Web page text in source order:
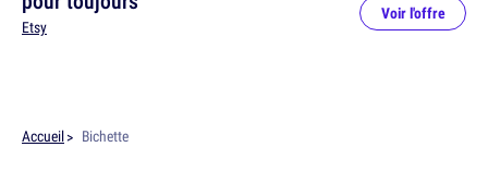
Etsy
Voir l'offre
Accueil Bichette